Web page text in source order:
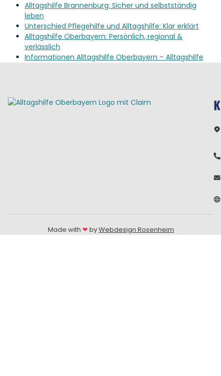
Alltagshilfe Brannenburg: Sicher und selbstständig
leben
Unterschied Pflegehilfe und Alltagshilfe: Klar erklärt
Alltagshilfe Oberbayern: Persönlich, regional &
verlässlich
Informationen Alltagshilfe Oberbayern – Alltagshilfe
Made with ❤ byWebdesign Rosenheim